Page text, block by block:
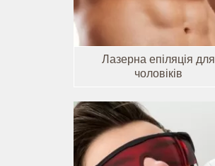
Лазерна епіляція для
чоловіків